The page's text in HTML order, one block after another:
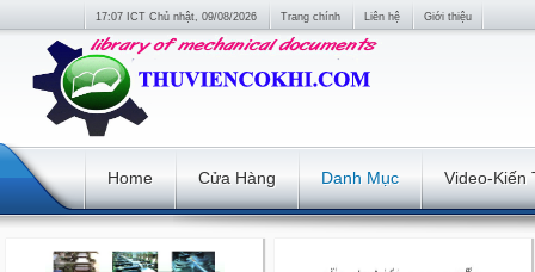
17:07 ICT Chủ nhật, 09/08/2026 Trang chính Liên hệ Giới thiệu
Home Cửa Hàng Danh Mục Video-Kiến